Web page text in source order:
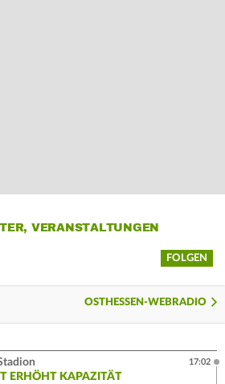
VERANSTALTUNGEN
FOLGEN
OSTHESSEN-WEBRADIO
ERHÖHT KAPAZITÄT
17:02